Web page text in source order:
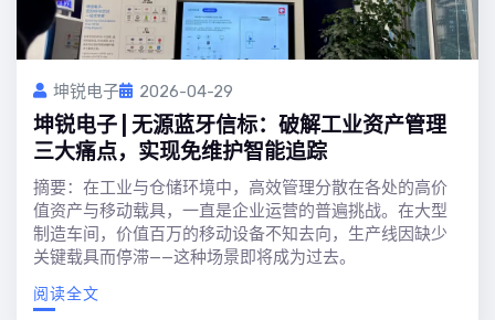
坤锐电子 2026-04-29
坤锐电子 | 无源蓝牙信标：破解工业资产管理
三大痛点，实现免维护智能追踪
摘要：在工业与仓储环境中，高效管理分散在各处的高价
值资产与移动载具，一直是企业运营的普遍挑战。在大型
制造车间，价值百万的移动设备不知去向，生产线因缺少
关键载具而停滞——这种场景即将成为过去。
阅读全文